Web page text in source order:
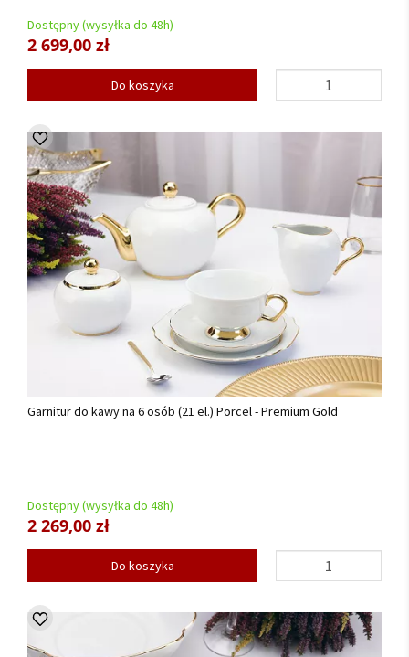
Dostępny (wysyłka do 48h)
2 699,00 zł
Do koszyka
Garnitur do kawy na 6 osób (21 el.) Porcel - Premium Gold
Dostępny (wysyłka do 48h)
2 269,00 zł
Do koszyka